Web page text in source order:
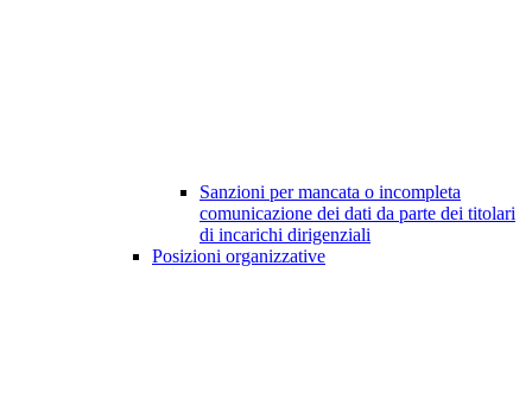
Sanzioni per mancata o incompleta
comunicazione dei dati da parte dei titolari
di incarichi dirigenziali
Posizioni organizzative